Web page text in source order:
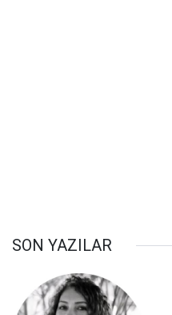
SON YAZILAR